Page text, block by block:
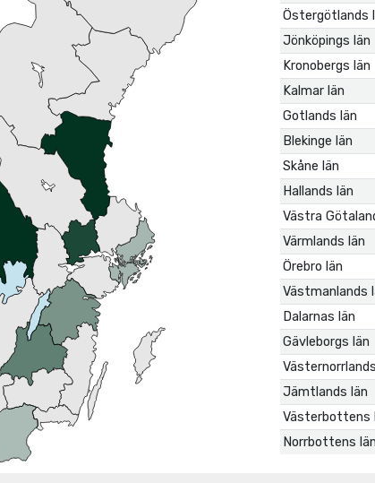
Östergötlands
Jönköpings län
Kronobergs län
Kalmar län
Gotlands län
Blekinge län
Skåne län
Hallands län
Västra
Värmlands län
Örebro län
Västmanlands
Dalarnas län
Gävleborgs län
Jämtlands län
Västerbottens
Norrbottens län